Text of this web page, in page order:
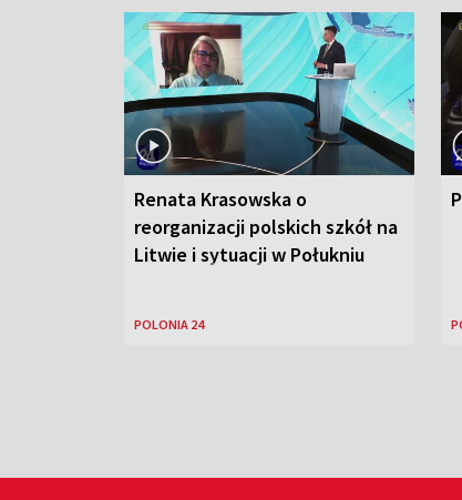
Renata Krasowska o
reorganizacji polskich szkół na
Litwie i sytuacji w Połukniu
POLONIA 24